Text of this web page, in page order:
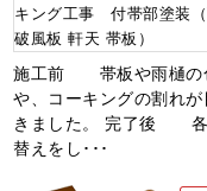
キング工事 付帯部塗装
破風板 軒天 帯板）
施工前 帯板や雨樋の
や、コーキングの割れが
きました。 完了後 各
替えをし･･･